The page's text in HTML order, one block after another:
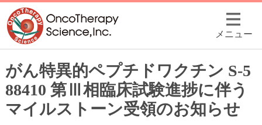
メニュー
がん特異的ペプチドワクチン S-5
88410 第Ⅲ相臨床試験進捗に伴う
マイルストーン受領のお知らせ